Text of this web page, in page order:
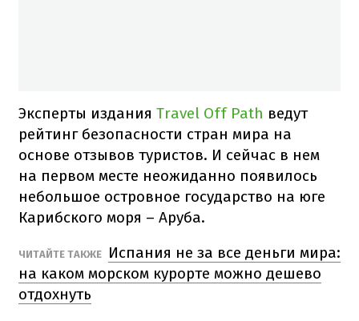
Эксперты издания Travel Off Path ведут
рейтинг безопасности стран мира на
основе отзывов туристов. И сейчас в нем
на первом месте неожиданно появилось
небольшое островное государство на юге
Карибского моря – Аруба.
ЧИТАЙТЕ ТАКЖЕ
Испания не за все деньги мира:
на каком морском курорте можно дешево
отдохнуть